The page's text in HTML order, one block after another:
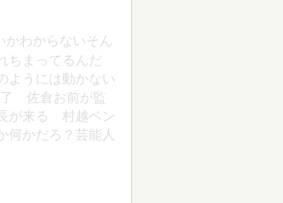
わからないそん
ちまってるんだ
ようには動かない
佐倉お前が監
が来る 村越ベン
かだろ？芸能人